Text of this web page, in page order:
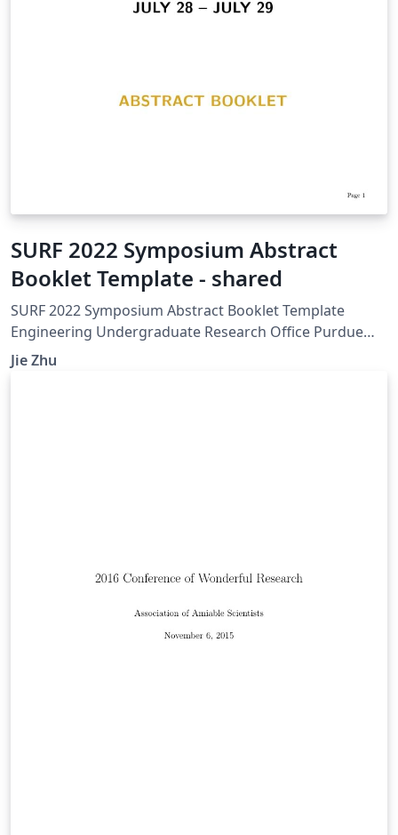
SURF 2022 Symposium Abstract
Booklet Template - shared
SURF 2022 Symposium Abstract Booklet Template
Engineering Undergraduate Research Office Purdue
University July 13, 2022
Jie Zhu